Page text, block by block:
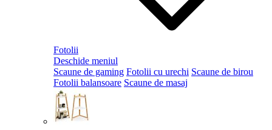
Fotolii
Deschide meniul
Scaune de gaming Fotolii cu urechi Scaune de birou
Fotolii balansoare Scaune de masaj